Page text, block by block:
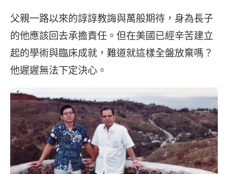
父親一路以來的諄諄教誨與萬般期待，身為長子
的他應該回去承擔責任。但在美國已經辛苦建立
起的學術與臨床成就，難道就這樣全盤放棄嗎？
他遲遲無法下定決心。